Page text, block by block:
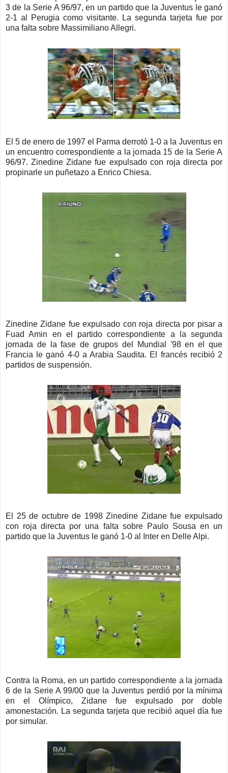
3 de la Serie A 96/97, en un partido que la Juventus le ganó
2-1 al Perugia como visitante. La segunda tarjeta fue por
una falta sobre Massimiliano Allegri.
El 5 de enero de 1997 el Parma derrotó 1-0 a la Juventus en
un encuentro correspondiente a la jornada 15 de la Serie A
96/97. Zinedine Zidane fue expulsado con roja directa por
propinarle un puñetazo a Enrico Chiesa.
Zinedine Zidane fue expulsado con roja directa por pisar a
Fuad Amin en el partido correspondiente a la segunda
jornada de la fase de grupos del Mundial '98 en el que
Francia le ganó 4-0 a Arabia Saudita. El francés recibió 2
partidos de suspensión.
El 25 de octubre de 1998 Zinedine Zidane fue expulsado
con roja directa por una falta sobre Paulo Sousa en un
partido que la Juventus le ganó 1-0 al Inter en Delle Alpi.
Contra la Roma, en un partido correspondiente a la jornada
6 de la Serie A 99/00 que la Juventus perdió por la mínima
en el Olímpico, Zidane fue expulsado por doble
amonestación. La segunda tarjeta que recibió aquel día fue
por simular.